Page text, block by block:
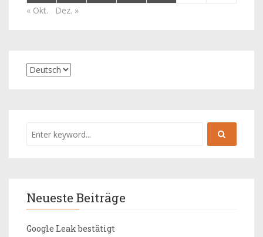
« Okt.
Dez. »
Neueste Beiträge
Google Leak bestätigt